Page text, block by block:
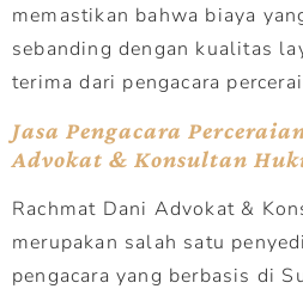
memastikan bahwa biaya
sebanding dengan kualitas
terima dari pengacara
Jasa Pengacara
Advokat & Konsultan
Rachmat Dani Advokat &
merupakan salah satu
pengacara yang berbasis di